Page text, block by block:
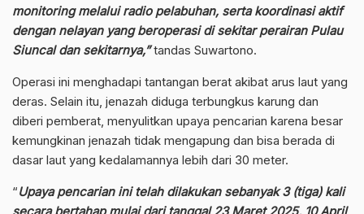
monitoring melalui radio pelabuhan, serta koordinasi aktif
dengan nelayan yang beroperasi di sekitar perairan Pulau
Siuncal dan sekitarnya,”tandas Suwartono.
Operasi ini menghadapi tantangan berat akibat arus laut yang
deras. Selain itu, jenazah diduga terbungkus karung dan
diberi pemberat, menyulitkan upaya pencarian karena besar
kemungkinan jenazah tidak mengapung dan bisa berada di
dasar laut yang kedalamannya lebih dari 30 meter.
“Upaya pencarian ini telah dilakukan sebanyak 3 (tiga) kali